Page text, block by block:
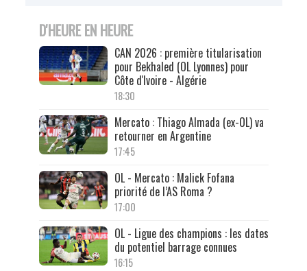
D'HEURE EN HEURE
CAN 2026 : première titularisation
pour Bekhaled (OL Lyonnes) pour
Côte d'Ivoire - Algérie
18:30
Mercato : Thiago Almada (ex-OL) va
retourner en Argentine
17:45
OL - Mercato : Malick Fofana
priorité de l’AS Roma ?
17:00
OL - Ligue des champions : les dates
du potentiel barrage connues
16:15